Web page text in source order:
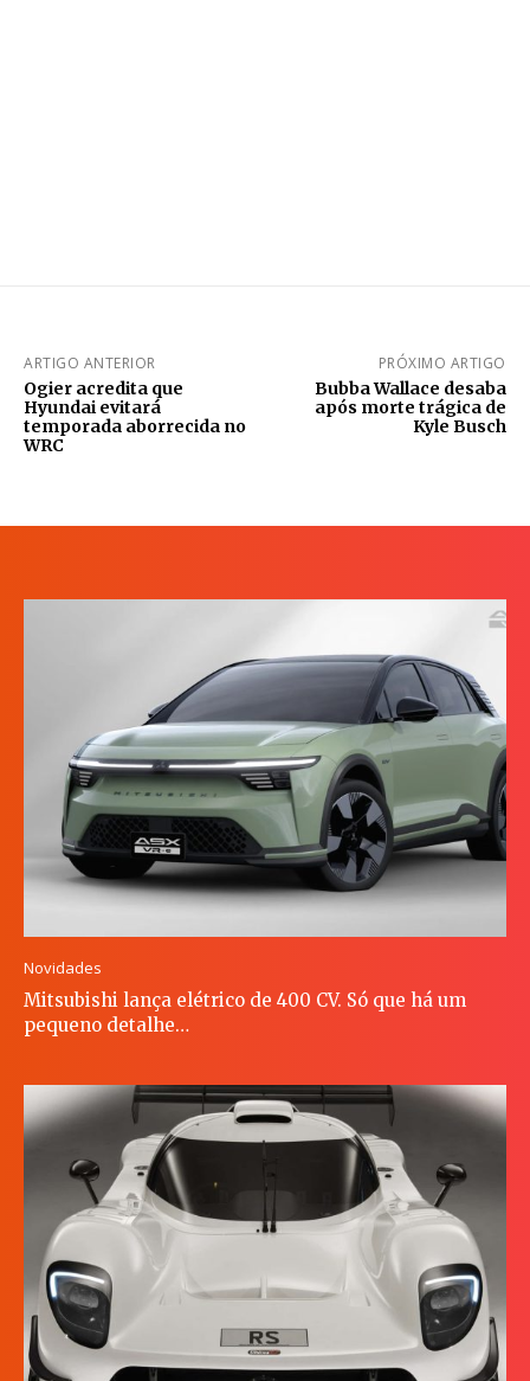
ARTIGO ANTERIOR
Ogier acredita que
Hyundai evitará
temporada aborrecida no
WRC
PRÓXIMO ARTIGO
Bubba Wallace desaba
após morte trágica de
Kyle Busch
Novidades
Mitsubishi lança elétrico de 400 CV. Só que há um
pequeno detalhe…